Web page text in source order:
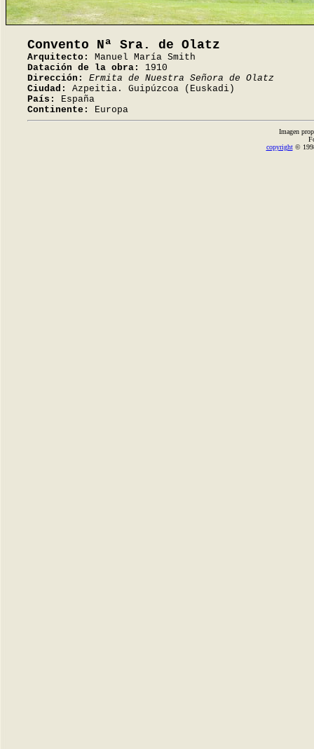
Convento Nª Sra. de Olatz
Arquitecto:
Manuel María Smith
Datación de la obra:
1910
Dirección:
Ermita de Nuestra Señora de Olatz
Ciudad:
Azpeitia. Guipúzcoa (Euskadi)
País:
España
Continente:
Europa
Imagen
copyright©